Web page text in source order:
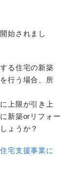
始されまし
る住宅の新築
行う場合、所
上限が引き上
新築orリフォー
ょうか？
宅支援事業に